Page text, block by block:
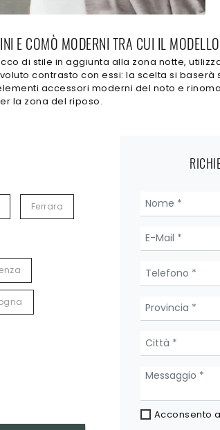
E COMÒ MODERNI TRA CUI IL
di stile in aggiunta alla zona notte,
contrasto con essi: la scelta si
accessori moderni del noto e
la zona del riposo.
Ferrara
Acconsento